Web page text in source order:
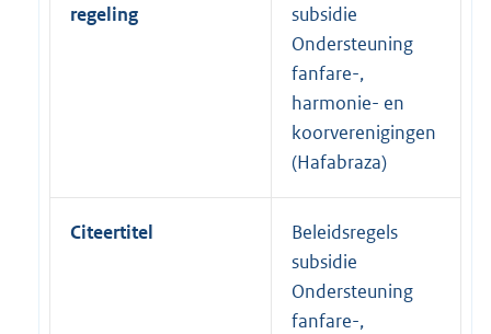
regeling
subsidie
Ondersteuning
fanfare-,
harmonie- en
koorverenigingen
(Hafabraza)
Citeertitel
Beleidsregels
subsidie
Ondersteuning
fanfare-,